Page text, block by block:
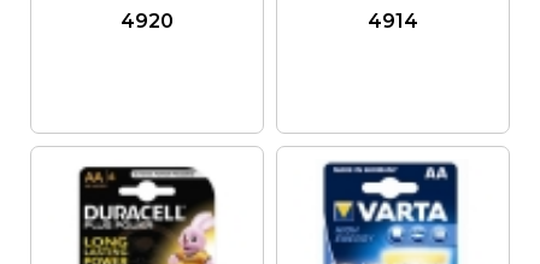
4920 4914